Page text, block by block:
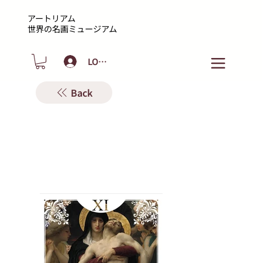
アートリアム
​世界の名画ミュージアム
LOGIN
Back